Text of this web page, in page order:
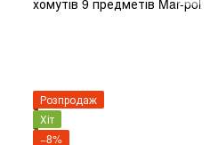
Розпродаж
Хіт
−8%